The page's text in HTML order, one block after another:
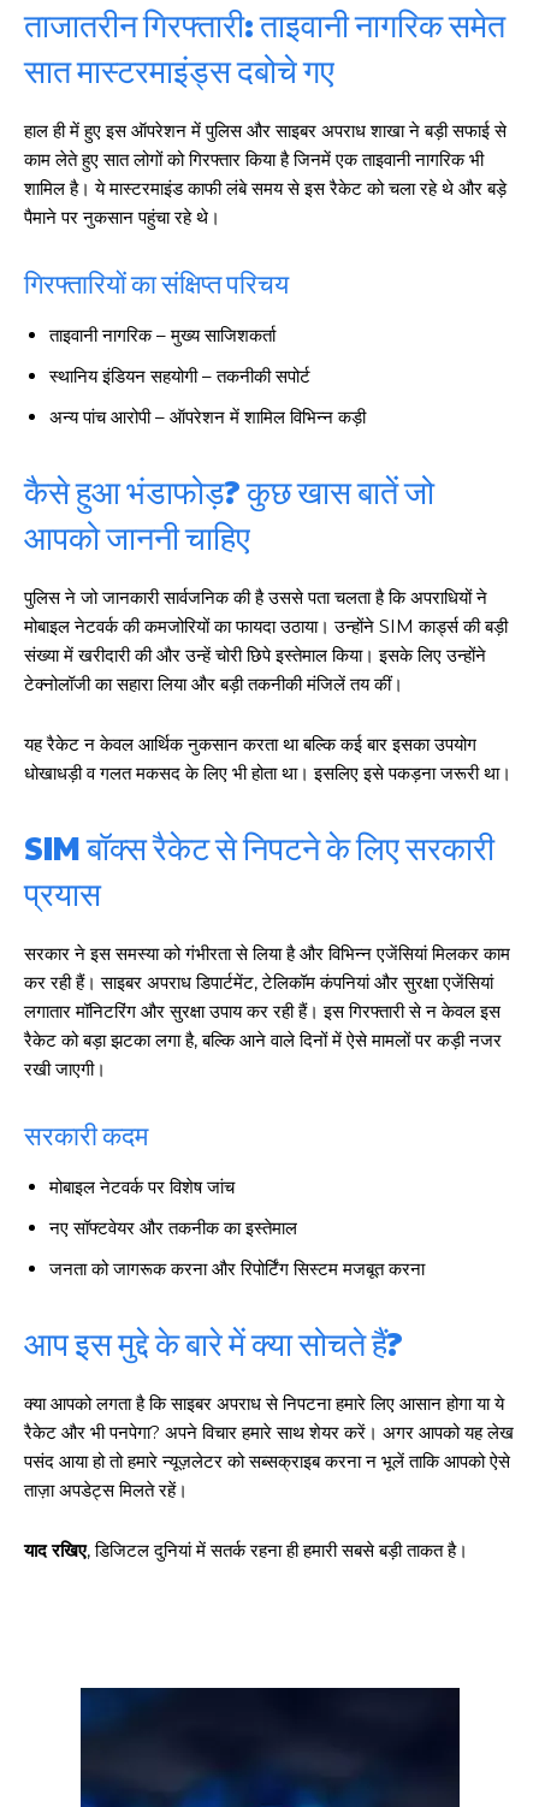
ताजातरीन गिरफ्तारी: ताइवानी नागरिक समेत
सात मास्टरमाइंड्स दबोचे गए
हाल ही में हुए इस ऑपरेशन में पुलिस और साइबर अपराध शाखा ने बड़ी सफाई से
काम लेते हुए सात लोगों को गिरफ्तार किया है जिनमें एक ताइवानी नागरिक भी
शामिल है। ये मास्टरमाइंड काफी लंबे समय से इस रैकेट को चला रहे थे और बड़े
पैमाने पर नुकसान पहुंचा रहे थे।
गिरफ्तारियों का संक्षिप्त परिचय
ताइवानी नागरिक – मुख्य साजिशकर्ता
स्थानिय इंडियन सहयोगी – तकनीकी सपोर्ट
अन्य पांच आरोपी – ऑपरेशन में शामिल विभिन्न कड़ी
कैसे हुआ भंडाफोड़? कुछ खास बातें जो
आपको जाननी चाहिए
पुलिस ने जो जानकारी सार्वजनिक की है उससे पता चलता है कि अपराधियों ने
मोबाइल नेटवर्क की कमजोरियों का फायदा उठाया। उन्होंने SIM कार्ड्स की बड़ी
संख्या में खरीदारी की और उन्हें चोरी छिपे इस्तेमाल किया। इसके लिए उन्होंने
टेक्नोलॉजी का सहारा लिया और बड़ी तकनीकी मंजिलें तय कीं।
यह रैकेट न केवल आर्थिक नुकसान करता था बल्कि कई बार इसका उपयोग
धोखाधड़ी व गलत मकसद के लिए भी होता था। इसलिए इसे पकड़ना जरूरी था।
SIM बॉक्स रैकेट से निपटने के लिए सरकारी
प्रयास
सरकार ने इस समस्या को गंभीरता से लिया है और विभिन्न एजेंसियां मिलकर काम
कर रही हैं। साइबर अपराध डिपार्टमेंट, टेलिकॉम कंपनियां और सुरक्षा एजेंसियां
लगातार मॉनिटरिंग और सुरक्षा उपाय कर रही हैं। इस गिरफ्तारी से न केवल इस
रैकेट को बड़ा झटका लगा है, बल्कि आने वाले दिनों में ऐसे मामलों पर कड़ी नजर
रखी जाएगी।
सरकारी कदम
मोबाइल नेटवर्क पर विशेष जांच
नए सॉफ्टवेयर और तकनीक का इस्तेमाल
जनता को जागरूक करना और रिपोर्टिंग सिस्टम मजबूत करना
आप इस मुद्दे के बारे में क्या सोचते हैं?
क्या आपको लगता है कि साइबर अपराध से निपटना हमारे लिए आसान होगा या ये
रैकेट और भी पनपेगा? अपने विचार हमारे साथ शेयर करें। अगर आपको यह लेख
पसंद आया हो तो हमारे न्यूज़लेटर को सब्सक्राइब करना न भूलें ताकि आपको ऐसे
ताज़ा अपडेट्स मिलते रहें।
याद रखिए, डिजिटल दुनियां में सतर्क रहना ही हमारी सबसे बड़ी ताकत है।